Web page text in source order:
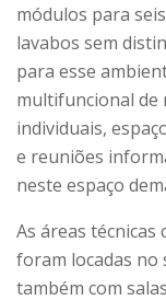
módulos para
lavabos sem
para esse
multifuncional de
individuais,
e reuniões
neste espaço
As áreas
foram locadas no
também com